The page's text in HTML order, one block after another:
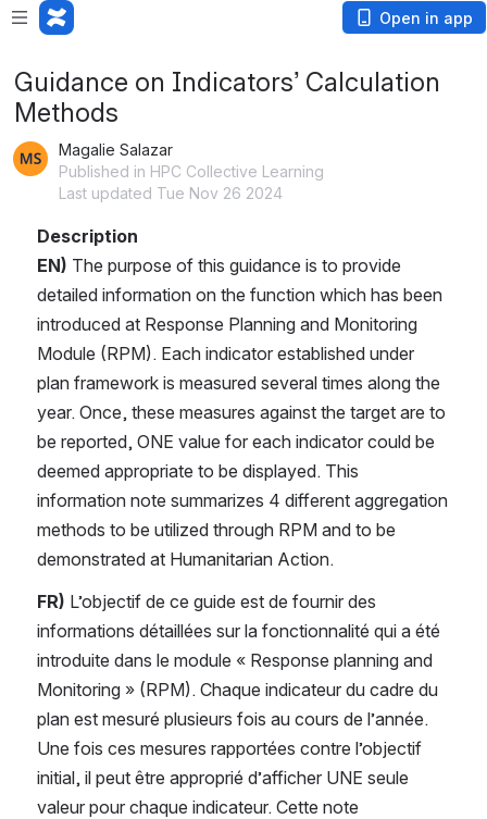
Open in app
Guidance on Indicators’ Calculation
Methods
Magalie Salazar
Published in HPC Collective Learning
Last updated Tue Nov 26 2024
Description
EN) The purpose of this guidance is to provide
detailed information on the function which has been
introduced at Response Planning and Monitoring
Module (RPM). Each indicator established under
plan framework is measured several times along the
year. Once, these measures against the target are to
be reported, ONE value for each indicator could be
deemed appropriate to be displayed. This
information note summarizes 4 different aggregation
methods to be utilized through RPM and to be
demonstrated at Humanitarian Action.
FR) L’objectif de ce guide est de fournir des
informations détaillées sur la fonctionnalité qui a été
introduite dans le module « Response planning and
Monitoring » (RPM). Chaque indicateur du cadre du
plan est mesuré plusieurs fois au cours de l’année.
Une fois ces mesures rapportées contre l’objectif
initial, il peut être approprié d’afficher UNE seule
valeur pour chaque indicateur. Cette note